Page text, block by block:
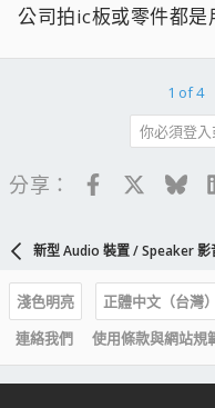
公司拍ic板或零件都
1 of 4
你必須登入
分享： Facebook
新型 Audio 裝置 / Speaker 影
淺色明亮
正體中文（台灣）
連絡我們
使用條款與網站規